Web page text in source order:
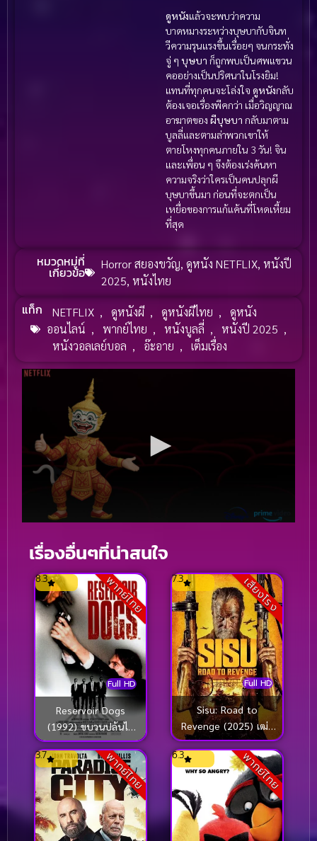
ดูหนังแล้วจะพบว่าความ
บาดหมางระหว่างบุษบากับจินท
วีความรุนแรงขึ้นเรื่อยๆ จนกระทั่ง
จู่ ๆ บุษบา ก็ถูกพบเป็นศพแขวน
คออย่างเป็นปริศนาในโรงยิม!
แทนที่ทุกคนจะโล่งใจ ดูหนังกลับ
ต้องเจอเรื่องพีคกว่า เมื่อวิญญาณ
อาฆาตของ ผีบุษบา กลับมาตาม
บูลลี่และตามล่าพวกเขาให้
ตายโหงทุกคนภายใน 3 วัน! จิน
และเพื่อน ๆ จึงต้องเร่งค้นหา
ความจริงว่าใครเป็นคนปลุกผี
บุษบาขึ้นมา ก่อนที่จะตกเป็น
เหยื่อของการแก้แค้นที่โหดเหี้ยม
ที่สุด
หมวดหมู่ที่
เกี่ยวข้อ
Horror สยองขวัญ,ดูหนัง NETFLIX,หนังปี
2025,หนังไทย
แท็ก NETFLIX , ดูหนังผี , ดูหนังผีไทย ,
ดูหนัง
ออนไลน์ , พากย์ไทย , หนังบูลลี่ , หนังปี 2025 ,
หนังวอลเลย์บอล , อ๊ะอาย , เต็มเรื่อง
เรื่องอื่นๆที่น่าสนใจ
พากย์ไทย
Full HD
8.3
Reservoir Dogs
(1992) ขบวนปล้นไม่
ถามชื่อ
เสียงโรง
Full HD
7.3
Sisu: Road to
Revenge (2025) เฒ่า
มหากาฬ 2
พากย์ไทย
3.7 พากย์ไทย
6.3